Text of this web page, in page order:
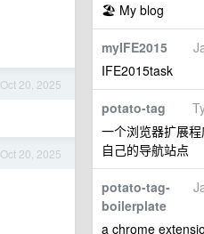
🏖 My blog
myIFE2015
IFE2015task
potato-tag
一个浏览器扩展
自己的导航站点
potato-tag-
boilerplate
a chrome
Oct 20, 2025
Oct 20, 2025